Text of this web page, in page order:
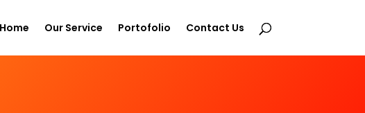
Home Our Service Portofolio Contact Us